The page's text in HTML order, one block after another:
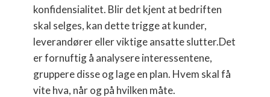
konfidensialitet. Blir det kjent at bedriften
skal selges, kan dette trigge at kunder,
leverandører eller viktige ansatte slutter.Det
er fornuftig å analysere interessentene,
gruppere disse og lage en plan. Hvem skal få
vite hva, når og på hvilken måte.